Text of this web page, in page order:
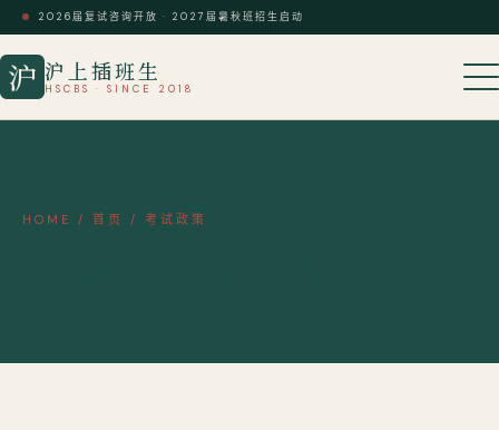
2026届复试咨询开放 · 2027届暑秋班招生启动
沪 沪上插班生
HSCBS · SINCE 2018
HOME / 首页 / 考试政策